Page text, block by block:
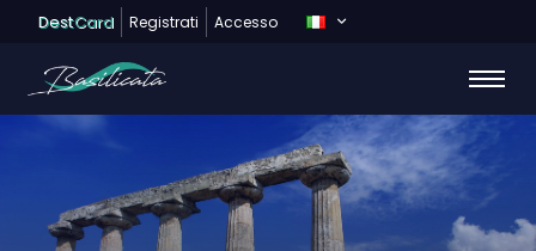
DestCard Registrati Accesso